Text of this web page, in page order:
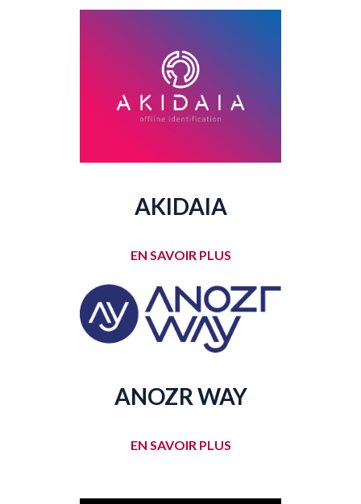
AKIDAIA
EN SAVOIR PLUS
ANOZR WAY
EN SAVOIR PLUS